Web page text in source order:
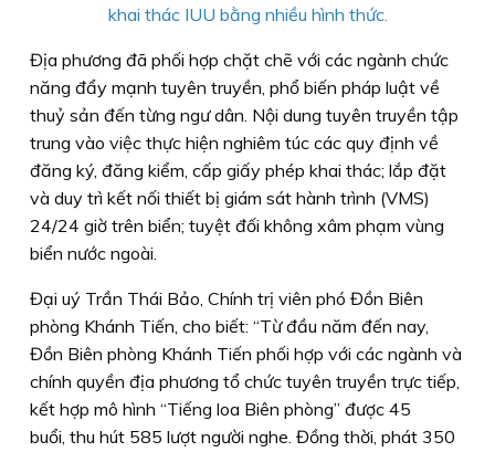
khai thác IUU bằng nhiều hình thức.
Địa phương đã phối hợp chặt chẽ với các ngành chức
năng đẩy mạnh tuyên truyền, phổ biến pháp luật về
thuỷ sản đến từng ngư dân. Nội dung tuyên truyền tập
trung vào việc thực hiện nghiêm túc các quy định về
đăng ký, đăng kiểm, cấp giấy phép khai thác; lắp đặt
và duy trì kết nối thiết bị giám sát hành trình (VMS)
24/24 giờ trên biển; tuyệt đối không xâm phạm vùng
biển nước ngoài.
Đại uý Trần Thái Bảo, Chính trị viên phó Đồn Biên
phòng Khánh Tiến, cho biết: “Từ đầu năm đến nay,
Đồn Biên phòng Khánh Tiến phối hợp với các ngành và
chính quyền địa phương tổ chức tuyên truyền trực tiếp,
kết hợp mô hình “Tiếng loa Biên phòng” được 45
buổi, thu hút 585 lượt người nghe. Đồng thời, phát 350